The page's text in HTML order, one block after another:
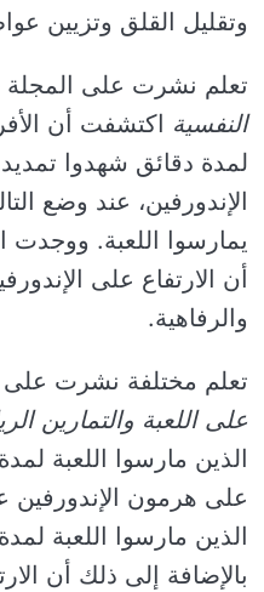
وتقليل القلق وتزيين
تعلم نشرت على المجلة
النفسية اكتشفت أن
لمدة دقائق شهدوا
الإندورفين، عند وضع
يمارسوا اللعبة. ووجدت
أن الارتفاع على
والرفاهية.
تعلم مختلفة نشرت على
على اللعبة والتمارين
الذين مارسوا اللعبة
على هرمون الإندورفين
الذين مارسوا اللعبة
بالإضافة إلى ذلك أن